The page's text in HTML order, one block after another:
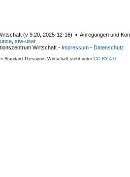
(v 9.20 2025-12-16) ▪ Anregungen und
stw-user
Wirtschaft - Impressum - Datenschutz
Standard-Thesaurus Wirtschaft steht unter CC BY 4.0